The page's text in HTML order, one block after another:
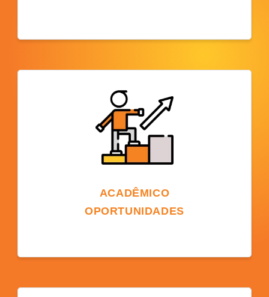
americana, participar de eventos, fazer
tradições sociais e acadêmicas dos EUA.
ACADÊMICO
OPORTUNIDADES
Os alunos podem optar pela transição para